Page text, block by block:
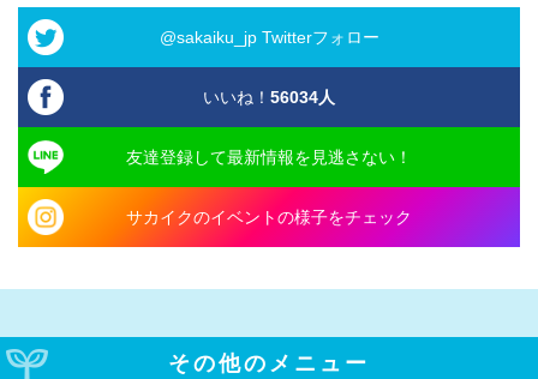
@sakaiku_jp Twitterフォロー
いいね！ 56034人
友達登録して最新情報を見逃さない！
サカイクのイベントの様子をチェック
その他のメニュー